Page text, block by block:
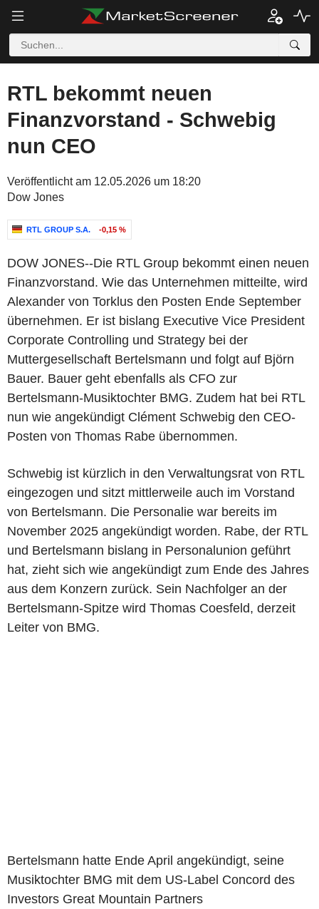
RTL bekommt neuen
Finanzvorstand - Schwebig
nun CEO
Veröffentlicht am 12.05.2026 um 18:20
Dow Jones
RTL GROUP S.A. -0,15 %
DOW JONES--Die RTL Group bekommt einen neuen
Finanzvorstand. Wie das Unternehmen mitteilte, wird
Alexander von Torklus den Posten Ende September
übernehmen. Er ist bislang Executive Vice President
Corporate Controlling und Strategy bei der
Muttergesellschaft Bertelsmann und folgt auf Björn
Bauer. Bauer geht ebenfalls als CFO zur
Bertelsmann-Musiktochter BMG. Zudem hat bei RTL
nun wie angekündigt Clément Schwebig den CEO-
Posten von Thomas Rabe übernommen.
Schwebig ist kürzlich in den Verwaltungsrat von RTL
eingezogen und sitzt mittlerweile auch im Vorstand
von Bertelsmann. Die Personalie war bereits im
November 2025 angekündigt worden. Rabe, der RTL
und Bertelsmann bislang in Personalunion geführt
hat, zieht sich wie angekündigt zum Ende des Jahres
aus dem Konzern zurück. Sein Nachfolger an der
Bertelsmann-Spitze wird Thomas Coesfeld, derzeit
Leiter von BMG.
Bertelsmann hatte Ende April angekündigt, seine
Musiktochter BMG mit dem US-Label Concord des
Investors Great Mountain Partners